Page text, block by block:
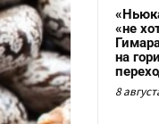
«не
на
8